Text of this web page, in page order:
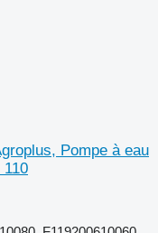
Pompe à eau
110